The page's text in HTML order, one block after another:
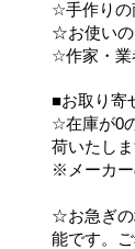
☆手作りの
☆お使いの
☆作家・業
■お取り寄
☆在庫が0
荷いたし
※メーカー
☆お急ぎの
能です。